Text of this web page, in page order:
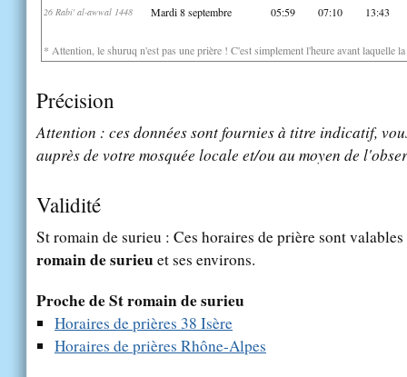
26 Rabi' al-awwal 1448 Mardi 8 septembre 05:59 07:10 13:43
* Attention, le shuruq n'est pas une prière ! C'est simplement l'heure avant laquelle
Précision
Attention : ces données sont fournies à titre indicatif,
auprès de votre mosquée locale et/ou au moyen de
Validité
St romain de surieu : Ces horaires de prière sont
romain de surieuet ses environs.
Proche de St romain de surieu
Horaires de prières 38 Isère
Horaires de prières Rhône-Alpes